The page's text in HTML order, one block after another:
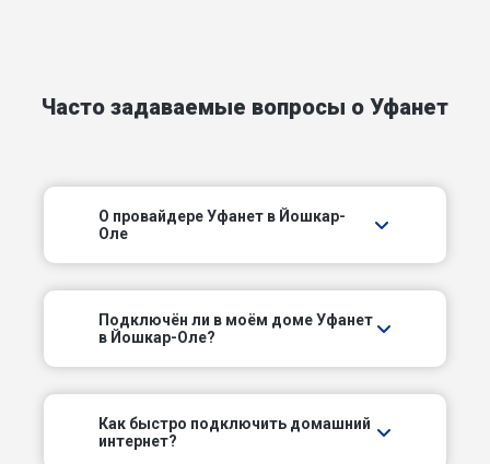
Красноармейская слобода
Молодежный пер
Нагорный проезд
Новый пер
Оршанское шоссе
Часто задаваемые вопросы о Уфанет
О провайдере Уфанет в Йошкар-
Оле
Подключëн ли в моём доме Уфанет
в Йошкар-Оле?
Как быстро подключить домашний
интернет?